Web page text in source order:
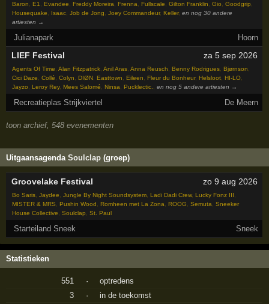
Baron, E1, Evandee, Freddy Moreira, Frenna, Fullscale,Gilton Franklin,Gio,Goodgrip,
Housequake, Isaac,Job de Jong,Joey Commandeur, Keller,en nog 30 andere
artiesten →
Julianapark Hoorn
LIEF Festival za 5 sep 2026
Agents Of Time,Alan Fitzpatrick,Anil Aras,Anna Reusch, Benny Rodrigues, Bjørnson,
Cici Daze,Collé,Colyn, DIØN, Easttown, Eileen, Fleur du Bonheur, Helsloot, HI-LO,
Jayzo, Leroy Rey, Mees Salomé, Ninsa, Pucklectic.,en nog 5 andere artiesten →
Recreatieplas Strijkviertel De Meern
toon archief, 548 evenementen
UitgaansagendaSoulclap (groep)
Groovelake Festival zo 9 aug 2026
Bo Saris ,Jaydee ,Jungle By Night Soundsystem ,Ladi Dadi Crew,Lucky Fonz III
MISTER & MRS
,Pushin Wood ,Romheen met La Zona ,ROOG ,Semuta ,Sneeker
House Collective
,Soulclap ,St. Paul
Starteiland Sneek Sneek
Statistieken
551 ·
optredens
3
·
in de toekomst